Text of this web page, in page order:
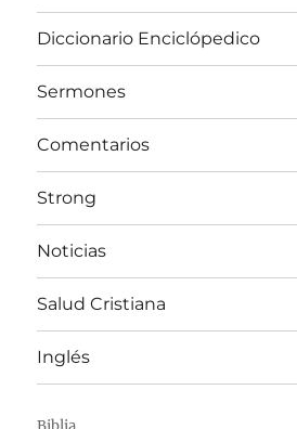
Diccionario Enciclópedico
Sermones
Comentarios
Strong
Noticias
Salud Cristiana
Inglés